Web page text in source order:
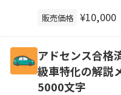
販売価格 ¥10,000
アドセンス合格
級車特化の解説
5000文字